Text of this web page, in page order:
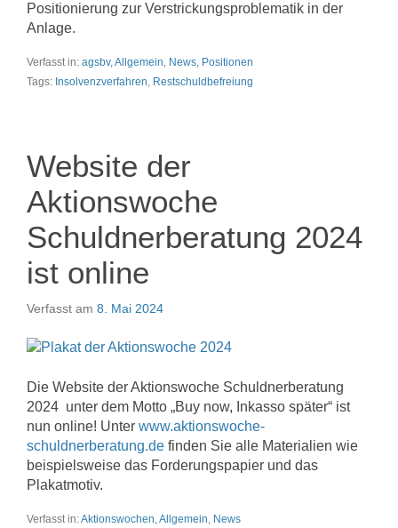
Positionierung zur Verstrickungsproblematik in der
Anlage.
Verfasst in: agsbv,Allgemein, News, Positionen
Tags: Insolvenzverfahren, Restschuldbefreiung
Website der
Aktionswoche
Schuldnerberatung 2024
ist online
Verfasst am 8. Mai 2024
Die Website der Aktionswoche Schuldnerberatung
2024 unter dem Motto „Buy now, Inkasso später“ ist
nun online! Unter www.aktionswoche-
schuldnerberatung.de finden Sie alle Materialien wie
beispielsweise das Forderungspapier und das
Plakatmotiv.
Verfasst in:Aktionswochen Allgemein News